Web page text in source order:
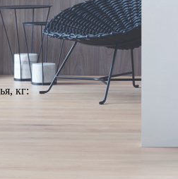
кг: